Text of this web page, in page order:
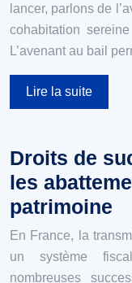
lancer, parlons de
cohabitation
L’avenant au bail
Lire la suite
Droits de
les
patrimoine
En France, la
un système
nombreuses